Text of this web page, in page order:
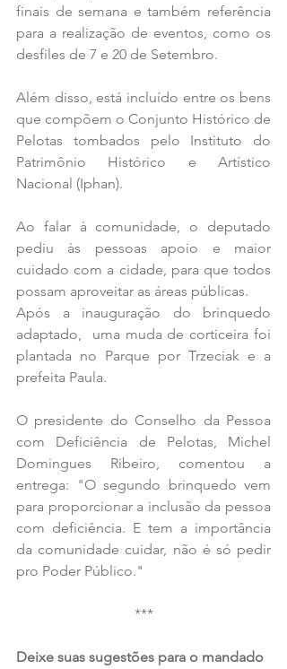
finais de semana e também referência
para a realização de eventos, como os
desfiles de 7 e 20 de Setembro.
Além disso, está incluído entre os bens
que compõem o Conjunto Histórico de
Pelotas tombados pelo Instituto do
Patrimônio Histórico e Artístico
Nacional (Iphan).
Ao falar à comunidade, o deputado
pediu às pessoas apoio e maior
cuidado com a cidade, para que todos
possam aproveitar as áreas públicas.
Após a inauguração do brinquedo
adaptado,  uma muda de corticeira foi
plantada no Parque por Trzeciak e a
prefeita Paula.
O presidente do Conselho da Pessoa
com Deficiência de Pelotas, Michel
Domingues Ribeiro, comentou a
entrega: "O segundo brinquedo vem
para proporcionar a inclusão da pessoa
com deficiência. E tem a importância
da comunidade cuidar, não é só pedir
pro Poder Público."
***
Deixe suas sugestões para o mandado